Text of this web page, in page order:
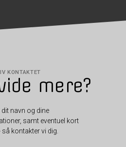
KONTAKTET
mere?
dit navn og dine
samt eventuel kort
så kontakter vi dig.